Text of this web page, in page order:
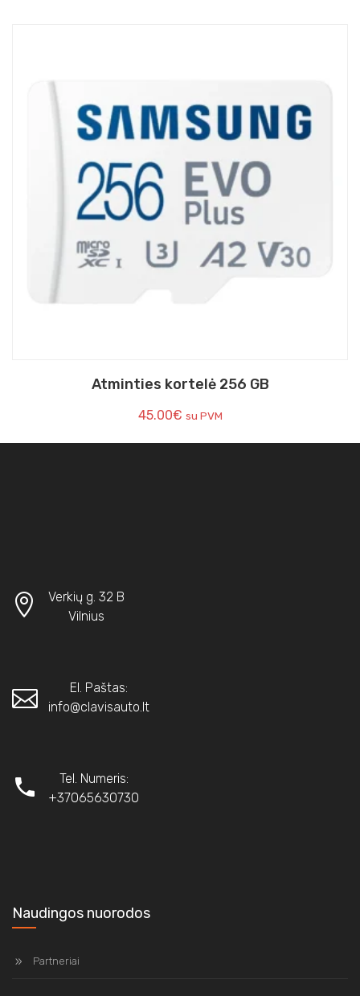
Atminties kortelė 256 GB
45.00€ su PVM
Verkių g. 32 B
Vilnius
El. Paštas:
info@clavisauto.lt
Tel. Numeris:
+37065630730
Naudingos nuorodos
Partneriai